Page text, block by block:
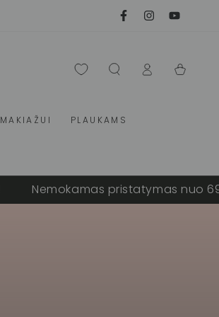
FacebookInstagram
Youtube
MAKIAŽUI PLAUKAMS
PrisijungtiKrepšelis
Nemokamas pristatymas nuo 69 €